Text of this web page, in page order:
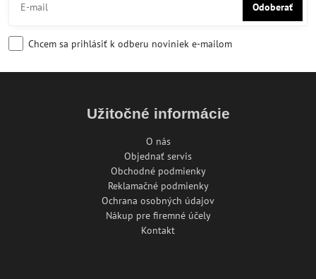
Odoberať
Chcem sa prihlásiť k odberu noviniek e-mailom
Užitočné informácie
O nás
Objednať servis
Obchodné podmienky
Reklamačné podmienky
Ochrana osobných údajov
Nákup pre firemné účely
Kontakt